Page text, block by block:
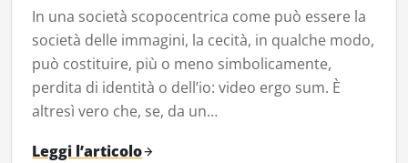
In una società scopocentrica come può essere la
società delle immagini, la cecità, in qualche modo,
può costituire, più o meno simbolicamente,
perdita di identità o dell’io: video ergo sum. È
altresì vero che, se, da un…
Leggi l’articolo